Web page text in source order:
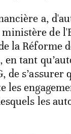
a,
de
la Réforme
tant
de s’assurer
les
les